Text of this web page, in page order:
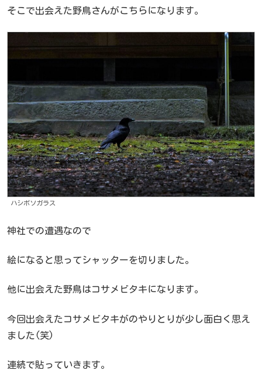
そこで出会えた野鳥さんがこちらになります。
ハシボソガラス
神社での遭遇なので
絵になると思ってシャッターを切りました。
他に出会えた野鳥はコサメビタキになります。
今回出会えたコサメビタキがのやりとりが少し面白く思え
ました(笑)
連続で貼っていきます。